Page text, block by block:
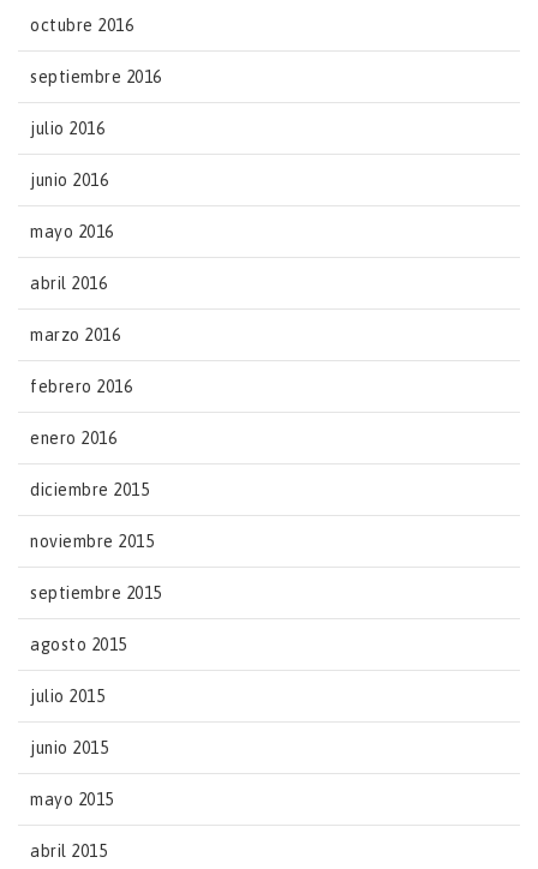
octubre 2016
septiembre 2016
julio 2016
junio 2016
mayo 2016
abril 2016
marzo 2016
febrero 2016
enero 2016
diciembre 2015
noviembre 2015
septiembre 2015
agosto 2015
julio 2015
junio 2015
mayo 2015
abril 2015